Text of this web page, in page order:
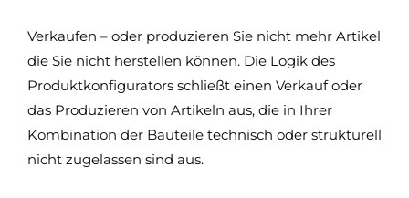
Verkaufen – oder produzieren Sie nicht mehr Artikel
die Sie nicht herstellen können. Die Logik des
Produktkonfigurators schließt einen Verkauf oder
das Produzieren von Artikeln aus, die in Ihrer
Kombination der Bauteile technisch oder strukturell
nicht zugelassen sind aus.